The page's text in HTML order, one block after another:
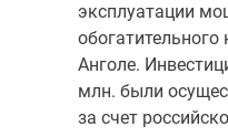
эксплуатации
Анголе.
млн. были
за счет